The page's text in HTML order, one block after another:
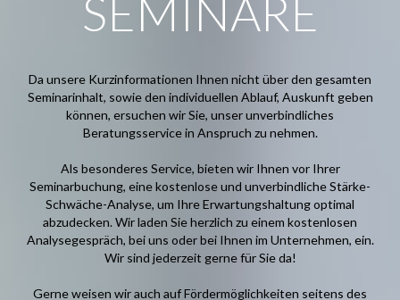
SEMINARE
Da unsere Kurzinformationen Ihnen nicht über den gesamten
Seminarinhalt, sowie den individuellen Ablauf, Auskunft geben
können, ersuchen wir Sie, unser unverbindliches
Beratungsservice in Anspruch zu nehmen.
Als besonderes Service, bieten wir Ihnen vor Ihrer
Seminarbuchung, eine kostenlose und unverbindliche Stärke-
Schwäche-Analyse, um Ihre Erwartungshaltung optimal
abzudecken. Wir laden Sie herzlich zu einem kostenlosen
Analysegespräch, bei uns oder bei Ihnen im Unternehmen, ein.
Wir sind jederzeit gerne für Sie da!
Gerne weisen wir auch auf Fördermöglichkeiten seitens des